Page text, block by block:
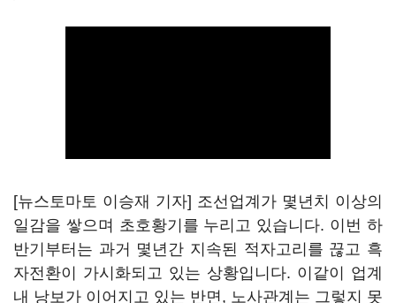
[뉴스토마토 이승재 기자] 조선업계가 몇년치 이상의
일감을 쌓으며 초호황기를 누리고 있습니다. 이번 하
반기부터는 과거 몇년간 지속된 적자고리를 끊고 흑
자전환이 가시화되고 있는 상황입니다. 이같이 업계
내 낭보가 이어지고 있는 반면, 노사관계는 그렇지 못